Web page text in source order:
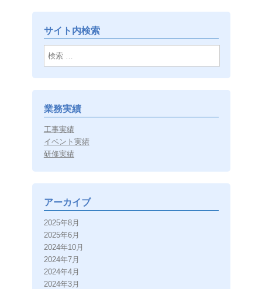
サイト内検索
検索
業務実績
工事実績
イベント実績
研修実績
アーカイブ
2025年8月
2025年6月
2024年10月
2024年7月
2024年4月
2024年3月